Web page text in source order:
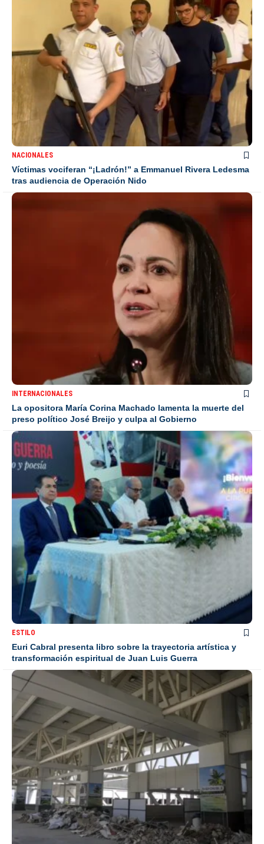
NACIONALES
Víctimas vociferan “¡Ladrón!” a Emmanuel Rivera Ledesma
tras audiencia de Operación Nido
INTERNACIONALES
La opositora María Corina Machado lamenta la muerte del
preso político José Breijo y culpa al Gobierno
ESTILO
Euri Cabral presenta libro sobre la trayectoria artística y
transformación espiritual de Juan Luis Guerra